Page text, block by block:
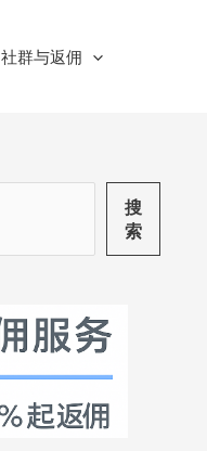
社群与返佣
搜
索